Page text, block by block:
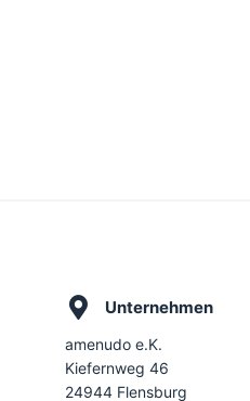
Unternehmen
amenudo e.K.
Kiefernweg 46
24944 Flensburg